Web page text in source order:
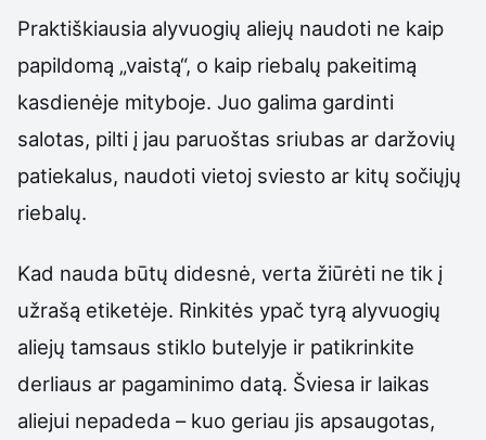
Praktiškiausia alyvuogių aliejų naudoti ne kaip
papildomą „vaistą“, o kaip riebalų pakeitimą
kasdienėje mityboje. Juo galima gardinti
salotas, pilti į jau paruoštas sriubas ar daržovių
patiekalus, naudoti vietoj sviesto ar kitų sočiųjų
riebalų.
Kad nauda būtų didesnė, verta žiūrėti ne tik į
užrašą etiketėje. Rinkitės ypač tyrą alyvuogių
aliejų tamsaus stiklo butelyje ir patikrinkite
derliaus ar pagaminimo datą. Šviesa ir laikas
aliejui nepadeda – kuo geriau jis apsaugotas,